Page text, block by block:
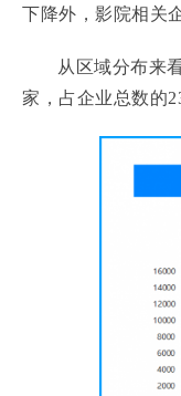
下降外，影院相关
从区域分布来
家，占企业总数的